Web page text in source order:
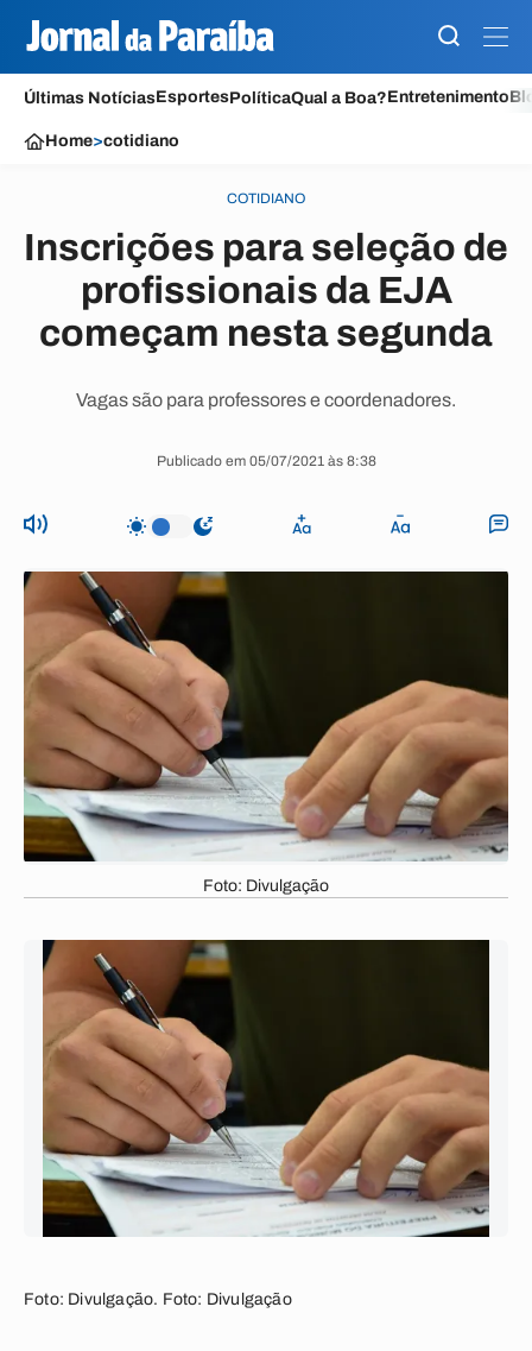
Últimas NotíciasEsportesPolíticaQual a Boa?Entretenimento
Home>cotidiano
COTIDIANO
Inscrições para seleção de
profissionais da EJA
começam nesta segunda
Vagas são para professores e coordenadores.
Publicado em 05/07/2021 às 8:38
Foto: Divulgação
Foto: Divulgação. Foto: Divulgação